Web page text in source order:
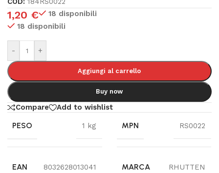
1,20 €
18 disponibili
18 disponibili
- +
Aggiungi al carrello
Buy now
Compare Add to wishlist
PESO 1 kg MPN RS0022
EAN 8032628013041 MARCA RHUTTEN